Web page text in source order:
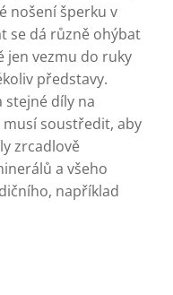
nošení šperku v
se dá různě ohýbat
jen vezmu do ruky
představy.
stejné díly na
musí soustředit, aby
zrcadlově
a všeho
například